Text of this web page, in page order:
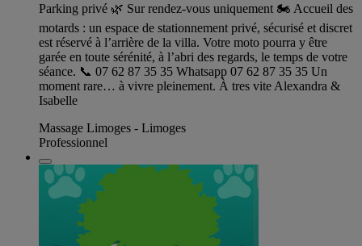
Parking privé 🌿 Sur rendez-vous uniquement 🏍️ Accueil des
motards : un espace de stationnement privé, sécurisé et discret
est réservé à l’arrière de la villa. Votre moto pourra y être
garée en toute sérénité, à l’abri des regards, le temps de votre
séance. 📞 07 62 87 35 35 Whatsapp 07 62 87 35 35 Un
moment rare… à vivre pleinement. À tres vite Alexandra &
Isabelle
Massage Limoges - Limoges
Professionnel